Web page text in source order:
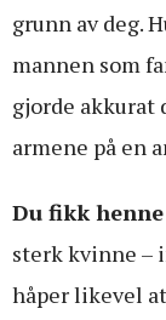
grunn av deg.
mannen som
gjorde akkurat
armene på en
Du fikk
sterk kvinne –
håper likevel